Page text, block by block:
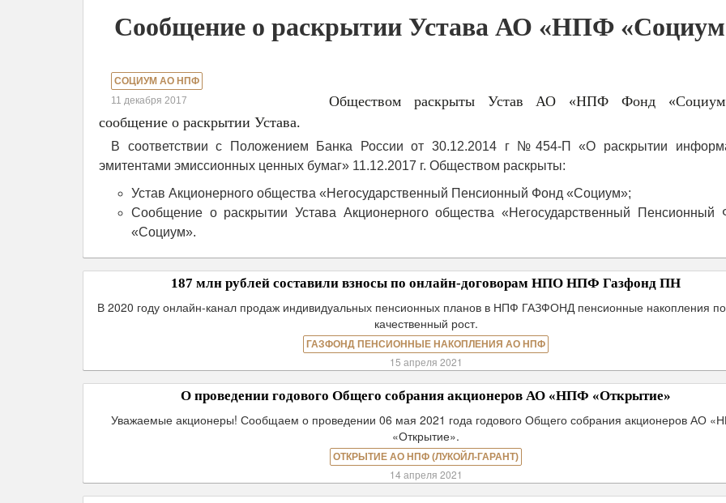
Сообщение о раскрытии Устава АО «НПФ
СОЦИУМ АО НПФ
11 декабря 2017
Обществом раскрыты Устав АО «НПФ Фонд
сообщение о раскрытии Устава.
В соответствии с Положением Банка России от 30.12.2014 г №454-П «О раскрытии
эмитентами эмиссионных ценных бумаг» 11.12.2017 г. Обществом раскрыты:
Устав Акционерного общества «Негосударственный Пенсионный Фонд «Социум»;
Сообщение о раскрытии Устава Акционерного общества «Негосударственный Пенсионный
«Социум».
187 млн рублей составили взносы по онлайн-договорам НПО НПФ Газфонд ПН
В 2020 году онлайн-канал продаж индивидуальных пенсионных планов в НПФ ГАЗФОНД пенсионные накопления
качественный рост.
ГАЗФОНД ПЕНСИОННЫЕ НАКОПЛЕНИЯ АО НПФ
15 апреля 2021
О проведении годового Общего собрания акционеров АО «НПФ «Открытие»
Уважаемые акционеры! Сообщаем о проведении 06 мая 2021 года годового Общего собрания акционеров АО
«Открытие».
ОТКРЫТИЕ АО НПФ (ЛУКОЙЛ-ГАРАНТ)
14 апреля 2021